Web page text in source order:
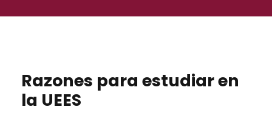
Razones para estudiar en
la UEES